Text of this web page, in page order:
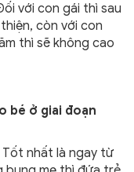
với con gái thì sau
còn với con
thì sẽ không cao
bé ở giai đoạn
nhất là ngay từ